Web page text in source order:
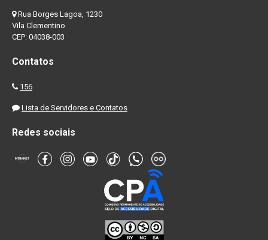
Rua Borges Lagoa, 1230
Vila Clementino
CEP: 04038-003
Contatos
156
Lista de Servidores e Contatos
Redes sociais